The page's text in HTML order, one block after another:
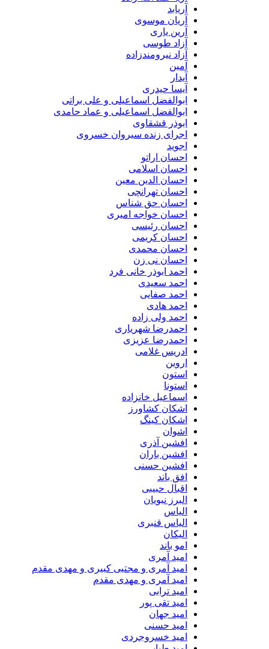
آریان موسوی
آرین یاری
آزاد طوسی
آزاد نیرومندزاده
آیسا حیدری
ابوالفضل اسماعیلی و علی براتی
ابوالفضل اسماعیلی و عماد حامدی
ابوذر قشقاوی
اجرای زنده سیروان خسروی
احسان اراتو
احسان اسلامی
احسان الدین معین
احسان تهرانچی
احسان حق شناس
احسان خواجه امیری
احسان رئیسی
احسان کریمی
احسان محمدی
احسان نی زن
احمد ابوذر خانی فرد
احمد سعیدی
احمد صفایی
احمد هادی
احمد ولی زاده
احمدرضا شهریاری
احمدرضا عزیزی
ادریس غلامی
اسماعیل خانزاده
اشکان کشاورز
اشکان کینگ
افشین آذری
افشین باران
افشین حسنی
افق باند
اقبال حبیبی
البرز نبویان
الیاس قنبرى
امو باند
امید آمری
امید آمری و مجتبی کبیری و مهدى مقدم
امید آمری و مهدی مقدم
امید ترابی
امید تقی پور
امید جهان
امید حسنی
امید خسروجردی